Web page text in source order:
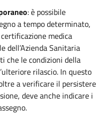
: è possibile
a tempo determinato,
medica
dell’Azienda Sanitaria
che le condizioni della
rilascio. In questo
a verificare il persistere
deve anche indicare i